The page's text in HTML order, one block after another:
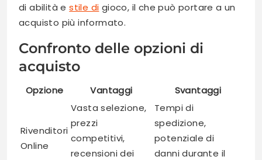
di abilità estile di gioco, il che può portare a un
acquisto più informato.
Confronto delle opzioni di
acquisto
Opzione Vantaggi Svantaggi
Rivenditori
Online
Vasta selezione,
prezzi
competitivi,
recensioni dei
Tempi di
spedizione,
potenziale di
danni durante il